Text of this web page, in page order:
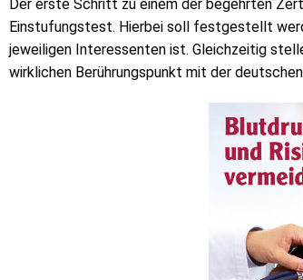
Der erste Schritt zu einem der begehrten
Einstufungstest. Hierbei soll festgestellt
jeweiligen Interessenten ist. Gleichzeitig
wirklichen Berührungspunkt mit der